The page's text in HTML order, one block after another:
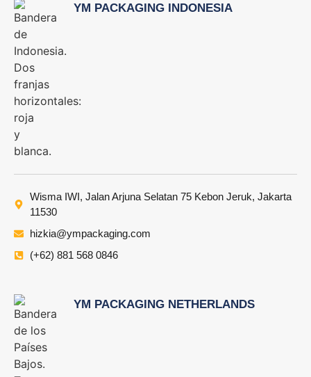
YM PACKAGING INDONESIA
Wisma IWI, Jalan Arjuna Selatan 75 Kebon Jeruk, Jakarta
11530
hizkia@ympackaging.com
(+62) 881 568 0846
YM PACKAGING NETHERLANDS